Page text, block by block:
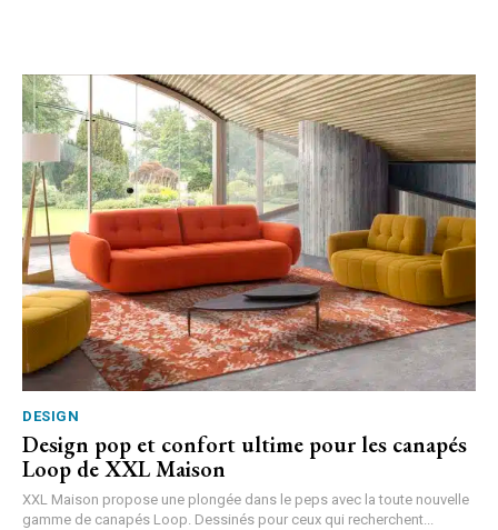
DESIGN
Design pop et confort ultime pour les canapés
Loop de XXL Maison
XXL Maison propose une plongée dans le peps avec la toute nouvelle
gamme de canapés Loop. Dessinés pour ceux qui recherchent...